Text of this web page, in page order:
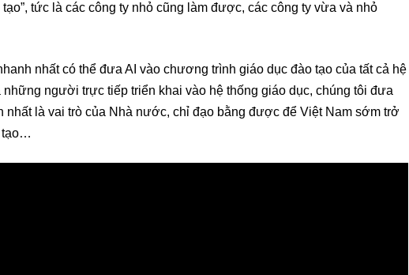
tức là các công ty nhỏ cũng làm được, các công ty vừa và nhỏ
nhất có thể đưa AI vào chương trình giáo dục đào tạo của tất cả hệ
người trực tiếp triển khai vào hệ thống giáo dục, chúng tôi đưa
là vai trò của Nhà nước, chỉ đạo bằng được để Việt Nam sớm trở
tạo…